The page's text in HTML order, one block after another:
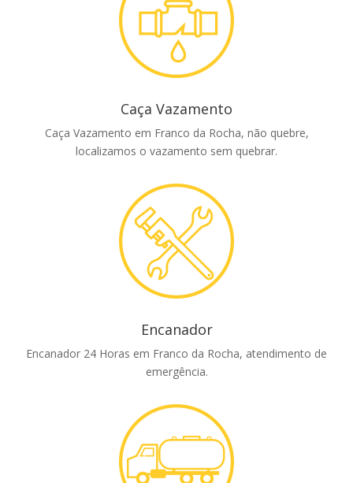
Caça Vazamento
Caça Vazamento em Franco da Rocha, não quebre,
localizamos o vazamento sem quebrar.
Encanador
Encanador 24 Horas em Franco da Rocha, atendimento de
emergência.